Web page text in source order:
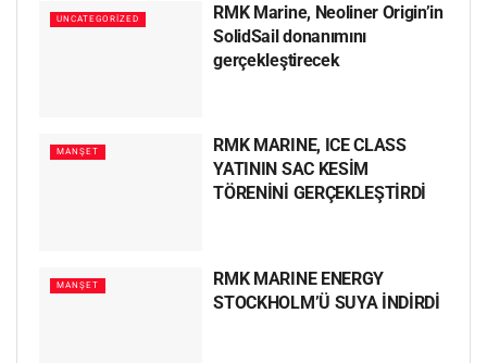
UNCATEGORIZED
RMK Marine, Neoliner Origin’in
SolidSail donanımını
gerçekleştirecek
MANŞET
RMK MARINE, ICE CLASS
YATININ SAC KESİM
TÖRENİNİ GERÇEKLEŞTİRDİ
MANŞET
RMK MARINE ENERGY
STOCKHOLM’Ü SUYA İNDİRDİ